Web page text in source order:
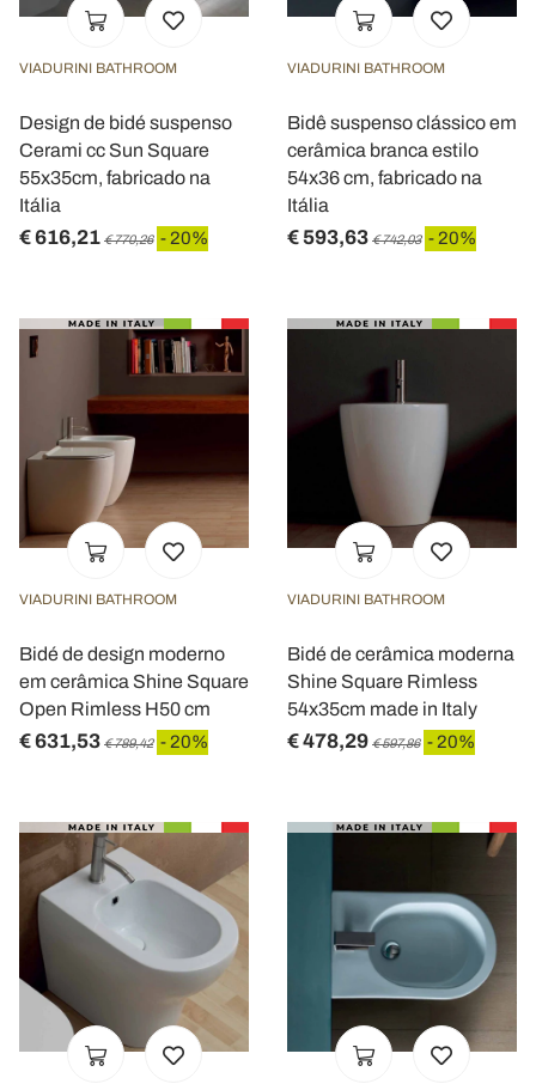
VIADURINI BATHROOM
Design de bidé suspenso
Cerami cc Sun Square
55x35cm, fabricado na
Itália
€ 616,21 € 770,26 - 20%
VIADURINI BATHROOM
Bidê suspenso clássico em
cerâmica branca estilo
54x36 cm, fabricado na
Itália
€ 593,63 € 742,03 - 20%
VIADURINI BATHROOM
Bidé de design moderno
em cerâmica Shine Square
Open Rimless H50 cm
€ 631,53 € 789,42 - 20%
VIADURINI BATHROOM
Bidé de cerâmica moderna
Shine Square Rimless
54x35cm made in Italy
€ 478,29 € 597,86 - 20%